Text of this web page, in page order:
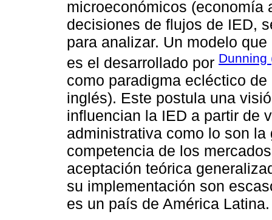
microeconómicos (economía
decisiones de flujos de IED,
para analizar. Un modelo
es el desarrollado por Dunning
como paradigma ecléctico
inglés). Este postula una
influencian la IED a partir de
administrativa como lo son
competencia de los
aceptación teórica
su implementación son
es un país de América Latina.